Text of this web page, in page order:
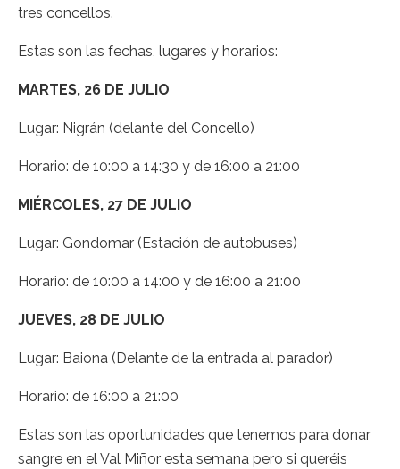
tres concellos.
Estas son las fechas, lugares y horarios:
MARTES, 26 DE JULIO
Lugar: Nigrán (delante del Concello)
Horario: de 10:00 a 14:30 y de 16:00 a 21:00
MIÉRCOLES, 27 DE JULIO
Lugar: Gondomar (Estación de autobuses)
Horario: de 10:00 a 14:00 y de 16:00 a 21:00
JUEVES, 28 DE JULIO
Lugar: Baiona (Delante de la entrada al parador)
Horario: de 16:00 a 21:00
Estas son las oportunidades que tenemos para donar
sangre en el Val Miñor esta semana pero si queréis